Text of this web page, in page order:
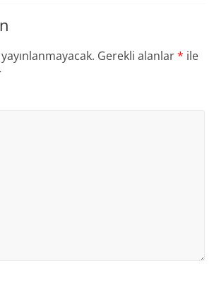
Gerekli alanlar* ile